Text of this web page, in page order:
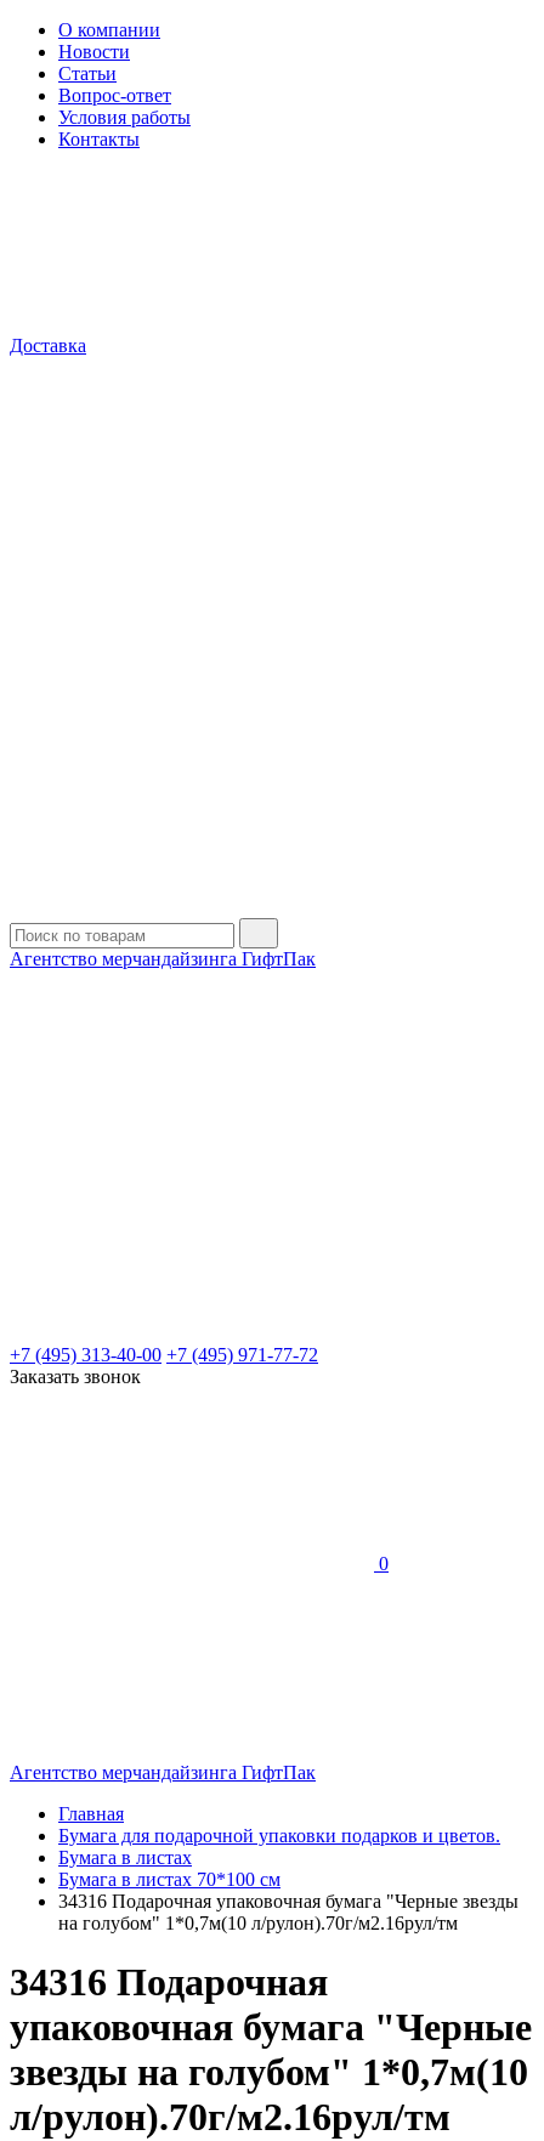
О компании
Новости
Статьи
Вопрос-ответ
Условия работы
Контакты
Доставка
Агентство мерчандайзинга ГифтПак
+7 (495) 313-40-00 +7 (495) 971-77-72
Заказать звонок
0
Агентство мерчандайзинга ГифтПак
Главная
Бумага для подарочной упаковки подарков и цветов.
Бумага в листах
Бумага в листах 70*100 см
34316 Подарочная упаковочная бумага "Черные звезды
на голубом" 1*0,7м(10 л/рулон).70г/м2.16рул/тм
34316 Подарочная
упаковочная бумага "Черные
звезды на голубом" 1*0,7м(10
л/рулон).70г/м2.16рул/тм